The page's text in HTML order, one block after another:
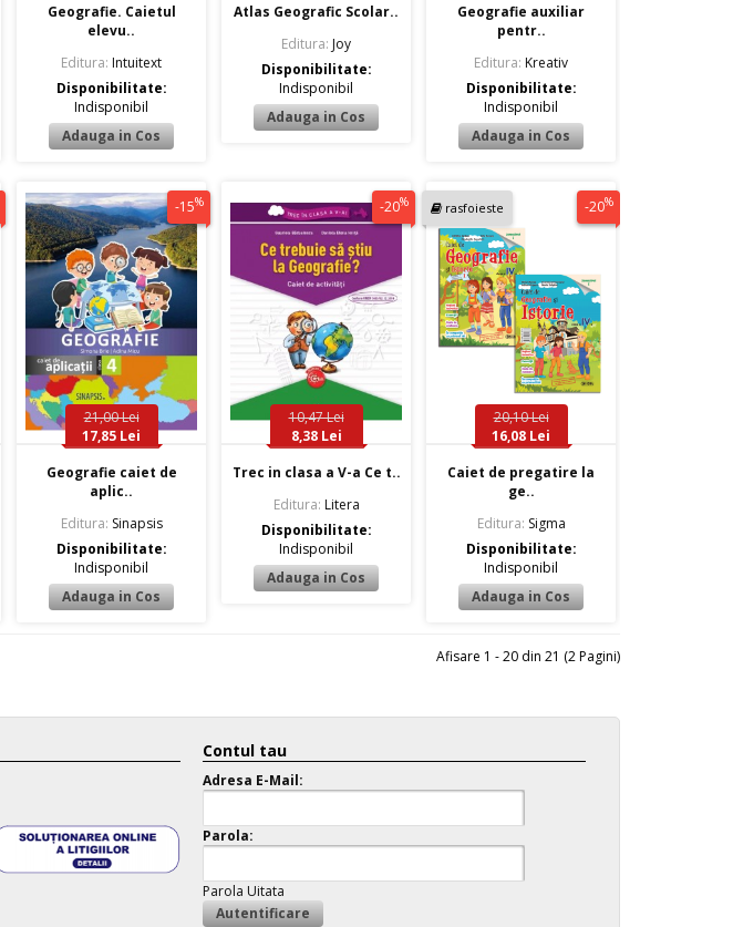
Geografie. Caietul
elevu..
Editura: Intuitext
Disponibilitate:
Indisponibil
Atlas Geografic Scolar..
Editura: Joy
Disponibilitate:
Indisponibil
Geografie auxiliar
pentr..
Editura: Kreativ
Disponibilitate:
Indisponibil
-15%
21,00 Lei
17,85 Lei
Geografie caiet de
aplic..
Editura: Sinapsis
Disponibilitate:
Indisponibil
-20%
10,47 Lei
8,38 Lei
Trec in clasa a V-a Ce t..
Editura: Litera
Disponibilitate:
Indisponibil
rasfoieste -20%
20,10 Lei
16,08 Lei
Caiet de pregatire la
ge..
Editura: Sigma
Disponibilitate:
Indisponibil
Afisare 1 - 20 din 21 (2 Pagini)
Contul tau
Adresa E-Mail:
Parola:
Parola Uitata